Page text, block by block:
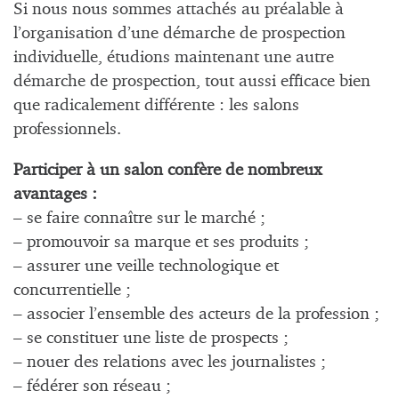
Si nous nous sommes attachés au préalable à
l’organisation d’une démarche de prospection
individuelle, étudions maintenant une autre
démarche de prospection, tout aussi efficace bien
que radicalement différente : les salons
professionnels.
Participer à un salon confère de nombreux
avantages :
– se faire connaître sur le marché ;
– promouvoir sa marque et ses produits ;
– assurer une veille technologique et
concurrentielle ;
– associer l’ensemble des acteurs de la profession ;
– se constituer une liste de prospects ;
– nouer des relations avec les journalistes ;
– fédérer son réseau ;